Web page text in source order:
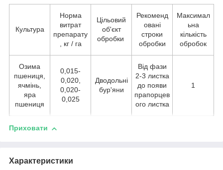
Культура
Норма
витрат
препарату
, кг / га
Цільовий
об'єкт
обробки
Рекоменд
овані
строки
обробки
Максимал
ьна
кількість
обробок
Озима
пшениця,
ячмінь,
яра
пшениця
0,015-
0,020,
0,020-
0,025
Дводольні
бур'яни
Від фази
2-3 листка
до появи
прапорцев
ого листка
1
Приховати
Характеристики